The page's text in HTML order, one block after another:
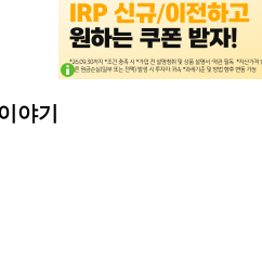
야기